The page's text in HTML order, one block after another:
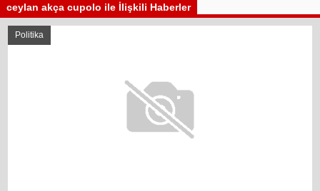
ceylan akça cupolo ile İlişkili Haberler
Politika